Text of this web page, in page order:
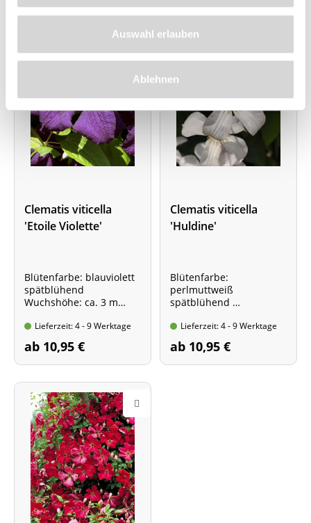
Auswahl erlauben
Ablehnen
Clematis viticella
'Etoile Violette'
Blütenfarbe: blauviolett
spätblühend
Wuchshöhe: ca. 3 m
Lieferzeit: 4 - 9 Werktage
ab 10,95 €
Clematis viticella
'Huldine'
Blütenfarbe:
perlmuttweiß
spätblühend
Im Topf, 60- 100 cm hoch
Lieferzeit: 4 - 9 Werktage
ab 10,95 €